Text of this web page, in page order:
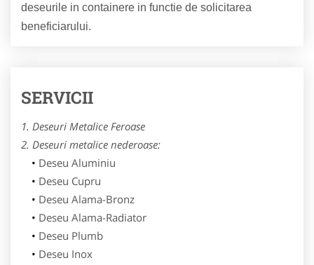
deseurile in containere in functie de solicitarea
beneficiarului.
SERVICII
1. Deseuri Metalice Feroase
2. Deseuri metalice nederoase:
Deseu Aluminiu
Deseu Cupru
Deseu Alama-Bronz
Deseu Alama-Radiator
Deseu Plumb
Deseu Inox